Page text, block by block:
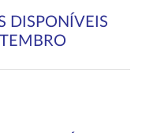
DISPONÍVEIS